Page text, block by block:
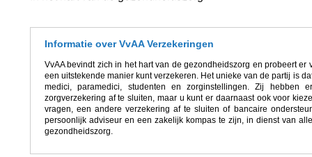
Informatie over VvAA Verzekeringen
VvAA bevindt zich in het hart van de gezondheidszorg en probeert
een uitstekende manier kunt verzekeren. Het unieke van de partij is
medici, paramedici, studenten en zorginstellingen. Zij hebben
zorgverzekering af te sluiten, maar u kunt er daarnaast ook voor
vragen, een andere verzekering af te sluiten of bancaire
persoonlijk adviseur en een zakelijk kompas te zijn, in dienst van
gezondheidszorg.